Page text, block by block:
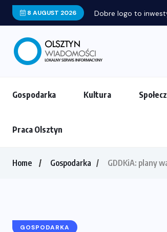
8 AUGUST 2026 Dobre logo to
Gospodarka Kultura
Praca Olsztyn
Home Gospodarka GDDKiA: plany
GOSPODARKA